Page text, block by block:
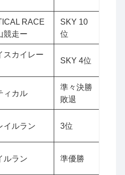
RACE
競走ー
SKY 10
位
スカイレー
SKY 4位
ィカル
準々決勝
敗退
イルラン 3位
ルラン 準優勝